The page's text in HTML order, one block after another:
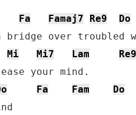
Fa Famaj7 Re9 Do
bridge over troubled
Mi
Mi7 Lam
Re9
your mind.
Fa Fam
Do